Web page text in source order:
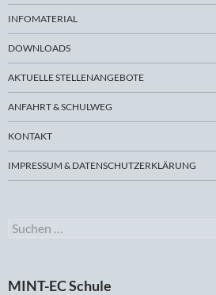
INFOMATERIAL
DOWNLOADS
AKTUELLE STELLENANGEBOTE
ANFAHRT & SCHULWEG
KONTAKT
IMPRESSUM & DATENSCHUTZERKLÄRUNG
Suchen
MINT-EC Schule